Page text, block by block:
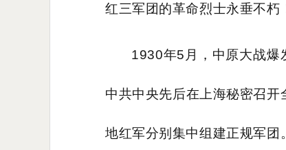
红三军团的革命烈士永垂不朽
1930年5月，中原大战爆
中共中央先后在上海秘密召
地红军分别集中组建正规军团。